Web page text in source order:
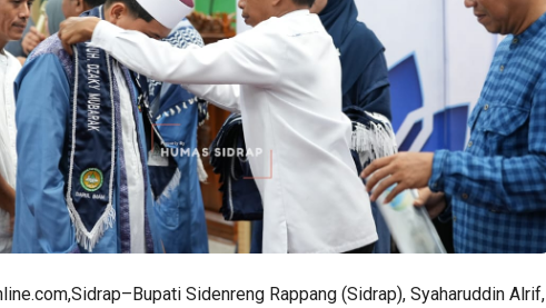
Sidenreng Rappang (Sidrap), Syaharuddin Alrif,